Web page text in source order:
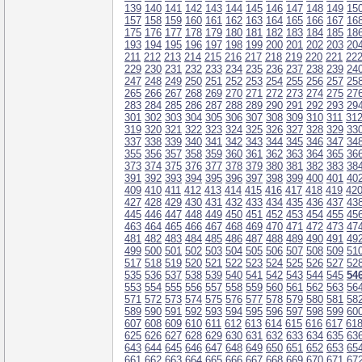
139 140 141 142 143 144 145 146 147 148 149
157 158 159 160 161 162 163 164 165 166 167
175 176 177 178 179 180 181 182 183 184 185
193 194 195 196 197 198 199 200 201 202 203
211 212 213 214 215 216 217 218 219 220 221 222
229 230 231 232 233 234 235 236 237 238 239
247 248 249 250 251 252 253 254 255 256 257
265 266 267 268 269 270 271 272 273 274 275
283 284 285 286 287 288 289 290 291 292 293
301 302 303 304 305 306 307 308 309 310 311 312
319 320 321 322 323 324 325 326 327 328 329
337 338 339 340 341 342 343 344 345 346 347
355 356 357 358 359 360 361 362 363 364 365
373 374 375 376 377 378 379 380 381 382 383
391 392 393 394 395 396 397 398 399 400 401
409 410 411 412 413 414 415 416 417 418 419 420
427 428 429 430 431 432 433 434 435 436 437
445 446 447 448 449 450 451 452 453 454 455
463 464 465 466 467 468 469 470 471 472 473
481 482 483 484 485 486 487 488 489 490 491
499 500 501 502 503 504 505 506 507 508 509
517 518 519 520 521 522 523 524 525 526 527
535 536 537 538 539 540 541 542 543 544 545
553 554 555 556 557 558 559 560 561 562 563
571 572 573 574 575 576 577 578 579 580 581
589 590 591 592 593 594 595 596 597 598 599
607 608 609 610 611 612 613 614 615 616 617 618
625 626 627 628 629 630 631 632 633 634 635
643 644 645 646 647 648 649 650 651 652 653